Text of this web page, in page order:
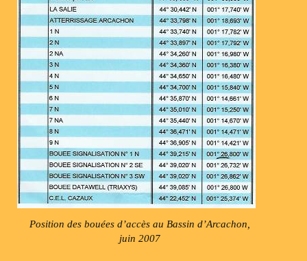
Position des bouées d’accès au Bassin d’Arcachon,
juin 2007